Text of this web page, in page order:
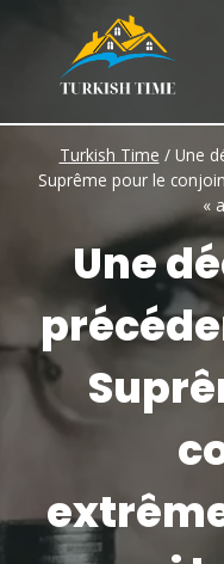
content
Turkish Time / Une
Suprême pour le
«
Une